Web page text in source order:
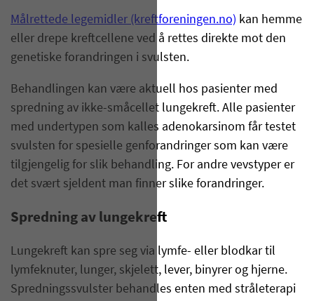
Målrettede legemidler (kreftforeningen.no) kan hemme
eller drepe kreftcellene ved å rettes direkte mot den
genetiske forandringen i svulsten.
Behandlingen kan være aktuell hos pasienter med
spredning av ikke-småcellet lungekreft. Alle pasienter
med undertypen som kalles adenokarsinom får testet
svulsten for spesielle genforandringer som kan være
tilgjengelig for slik behandling. For andre vevstyper er
det svært sjeldent man finner slike forandringer.
Spredning av lungekreft
Lungekreft kan spre seg via lymfe- eller blodkar til
lymfeknuter, lunger, skjelett, lever, binyrer og hjerne.
Spredningssvulster behandles enten med stråleterapi